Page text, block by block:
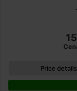
Price details